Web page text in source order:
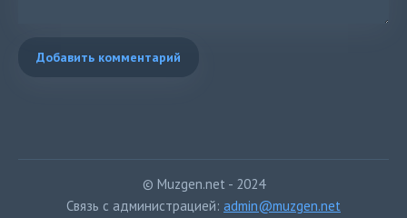
Добавить комментарий
© Muzgen.net - 2024
Связь с администрацией: admin@muzgen.net